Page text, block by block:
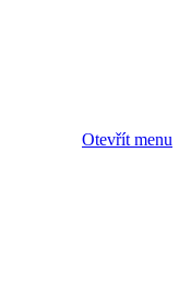
Otevřít menu